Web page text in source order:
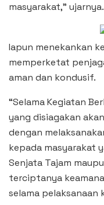
masyarakat,” ujarnya.
Iapun menekankan
memperketat
aman dan kondusif.
“Selama Kegiatan
yang disiagakan
dengan
kepada masyarakat
Senjata Tajam
terciptanya
selama pelaksanaan